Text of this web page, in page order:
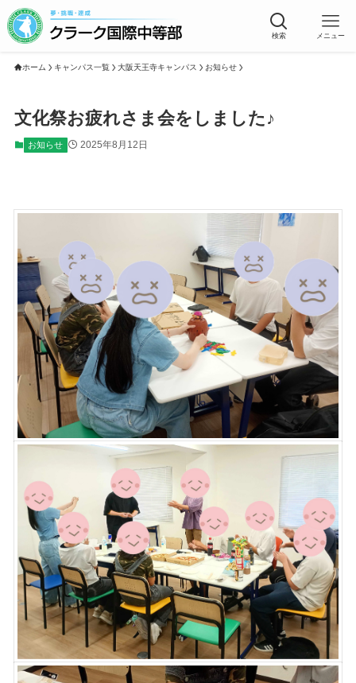
検索 メニュー
ホーム キャンパス一覧 大阪天王寺キャンパス お知らせ
文化祭お疲れさま会をしました♪
お知らせ 2025年8月12日